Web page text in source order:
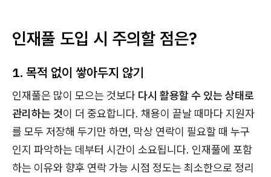
인재풀 도입 시 주의할 점은?
1. 목적 없이 쌓아두지 않기
인재풀은 많이 모으는 것보다 다시 활용할 수 있는 상태로
관리하는 것이 더 중요합니다. 채용이 끝날 때마다 지원자
를 모두 저장해 두기만 하면, 막상 연락이 필요할 때 누구
인지 파악하는 데부터 시간이 소요됩니다. 인재풀에 포함
하는 이유와 향후 연락 가능 시점 정도는 최소한으로 정리